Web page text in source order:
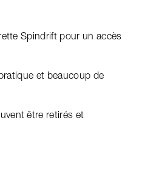
Spindrift pour un accès
et beaucoup de
être retirés et